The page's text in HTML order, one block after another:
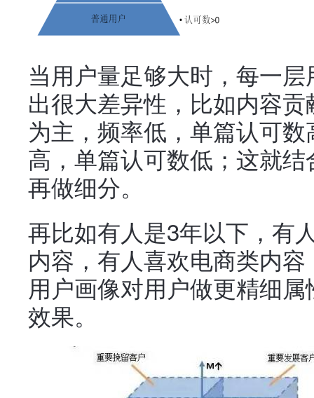
当用户量足够大时，每一
出很大差异性，比如内容
为主，频率低，单篇认可
高，单篇认可数低；这就
再做细分。
再比如有人是3年以下，有
内容，有人喜欢电商类内
用户画像对用户做更精细
效果。